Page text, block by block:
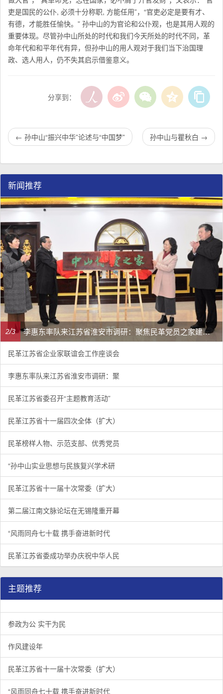
吏是国民的公仆, 必须十分称职, 方能任用”，“官吏必定是要有才、
有德，才能胜任愉快。” 孙中山的为官论和公仆观，也是其用人观的
重要体现。尽管孙中山所处的时代和我们今天所处的时代不同，革
命年代和和平年代有异，但孙中山的用人观对于我们当下治国理
政、选人用人，仍不失其启示借鉴意义。
分享到：
← 孙中山“振兴中华”论述与“中国梦” 孙中山与瞿秋白 →
新闻推荐
李惠东率队来江苏省淮安市调研：聚焦民革党员之家建设管理、学龄前儿童爱国主义教育
2/3
民革江苏省企业家联谊会工作座谈会
李惠东率队来江苏省淮安市调研：聚
民革江苏省委召开“主题教育活动”
民革江苏省十一届四次全体（扩大）
民革榜样人物、示范支部、优秀党员
“孙中山实业思想与民族复兴学术研
民革江苏省十一届十次常委（扩大）
第二届江南文脉论坛在无锡隆重开幕
“风雨同舟七十载 携手奋进新时代
民革江苏省委成功举办庆祝中华人民
主题推荐
参政为公 实干为民
作风建设年
民革江苏省十一届十次常委（扩大）
“风雨同舟七十载 携手奋进新时代